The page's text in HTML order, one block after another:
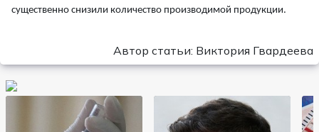
существенно снизили количество производимой продукции.
Автор статьи: Виктория Гвардеева